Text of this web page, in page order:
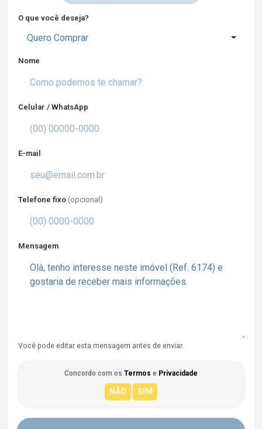
O que você deseja?
Quero Comprar
Nome
Celular / WhatsApp
E-mail
Telefone fixo (opcional)
Mensagem
Você pode editar esta mensagem antes de enviar.
Concordo com os Termos e Privacidade